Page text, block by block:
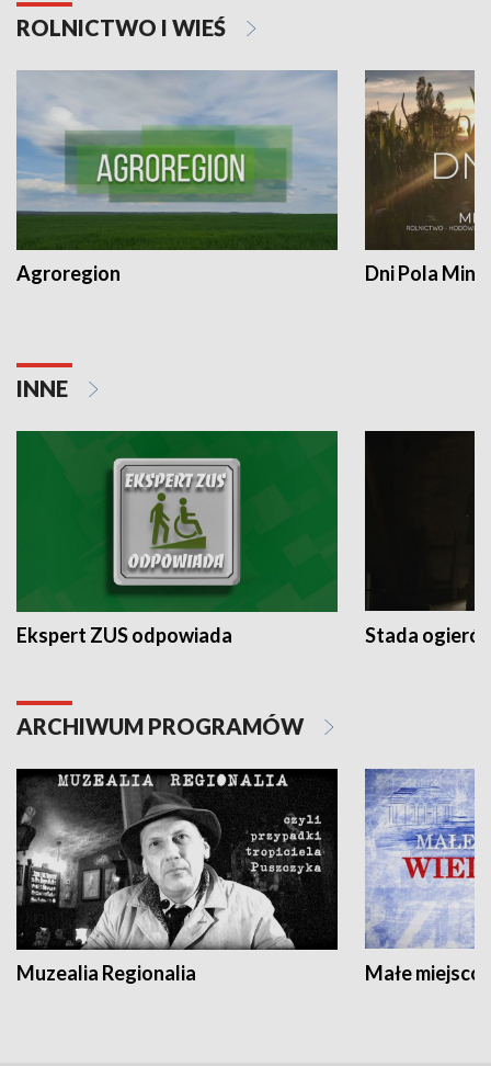
ROLNICTWO I WIEŚ
Agroregion Dni Pola
INNE
Ekspert ZUS odpowiada Stada
ARCHIWUM PROGRAMÓW
Muzealia Regionalia Małe